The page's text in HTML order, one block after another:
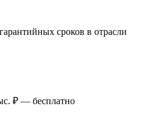
сроков в отрасли
₽ — бесплатно